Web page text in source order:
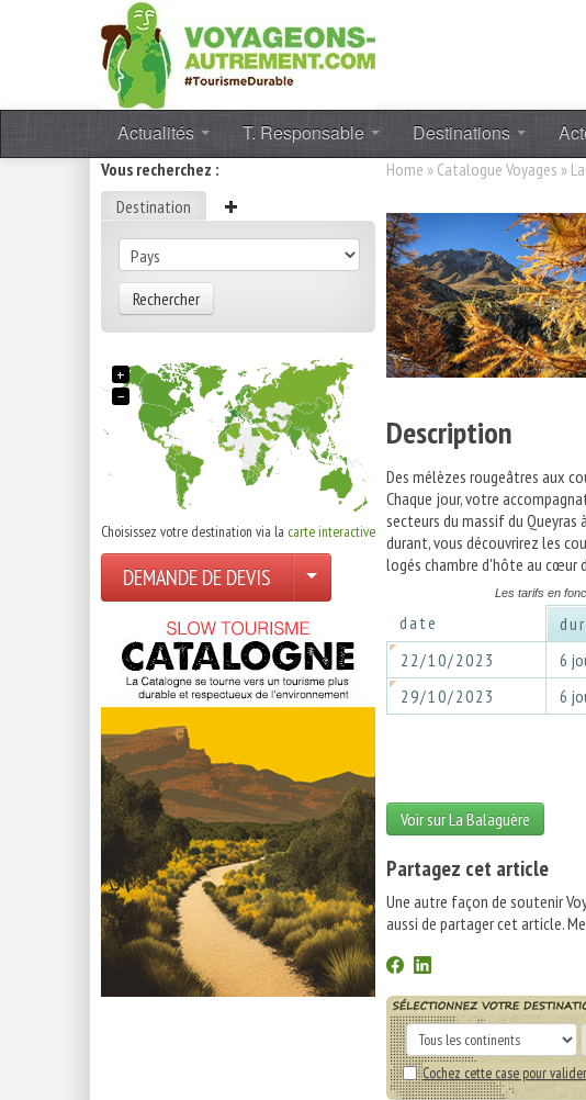
Actualités T. Responsable Destinations
Vous recherchez :
Destination
Rechercher
+
−
Choisissez votre destination via la carte interactive
DEMANDE DE DEVIS
Home » Catalogue Voyages »
Description
Des mélèzes rougeâtres aux
Chaque jour, votre
secteurs du massif du Queyras
durant, vous découvrirez les
logés chambre d'hôte au cœur
Les tarifs en
date
22/10/2023
6
29/10/2023
6
Voir sur La Balaguère
Partagez cet article
Une autre façon de soutenir
aussi de partager cet article.
Cochez cette case pour valider